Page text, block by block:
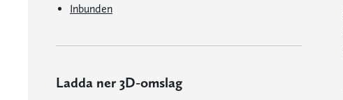
Inbunden
Ladda ner 3D-omslag